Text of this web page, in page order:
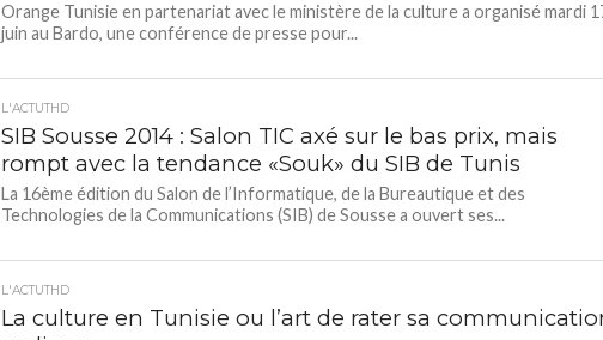
Orange Tunisie en partenariat avec le ministère de la culture a organisé mardi
juin au Bardo, une conférence de presse pour...
L'ACTUTHD
SIB Sousse 2014 : Salon TIC axé sur le bas prix, mais
rompt avec la tendance «Souk» du SIB de Tunis
La 16ème édition du Salon de l’Informatique, de la Bureautique et des
Technologies de la Communications (SIB) de Sousse a ouvert ses...
L'ACTUTHD
La culture en Tunisie ou l’art de rater sa